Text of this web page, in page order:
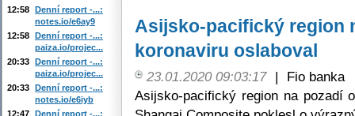
Asijsko-pacifický region
koronaviru oslaboval
23.01.2020 09:03:17 |
Fio banka
Asijsko-pacifický region na pozadí
12:58 Denní report -...:
notes.io/e6ay9
12:58 Denní report -...:
paiza.io/projec...
20:33 Denní report -...:
paiza.io/projec...
20:33 Denní report -...:
notes.io/e6iyb
12:47 Denní report -...: